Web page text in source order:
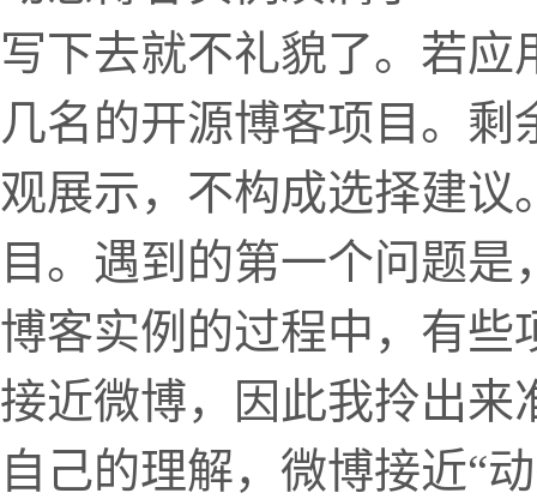
写下去就不礼貌了。若
几名的开源博客项目。剩
观展示，不构成选择建
目。遇到的第一个问题
博客实例的过程中，有些
接近微博，因此我拎出来
自己的理解，微博接近“